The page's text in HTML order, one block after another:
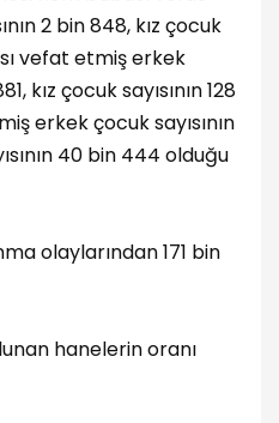
2 bin 848, kız çocuk
vefat etmiş erkek
kız çocuk sayısının 128
erkek çocuk sayısının
40 bin 444 olduğu
olaylarından 171 bin
hanelerin oranı